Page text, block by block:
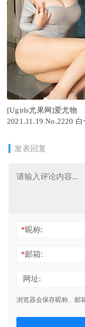
[Ugirls尤果网]爱尤物
2021.11.19 No.2220 白
发表回复
*昵称:
*邮箱:
网址:
浏览器会保存昵称、邮